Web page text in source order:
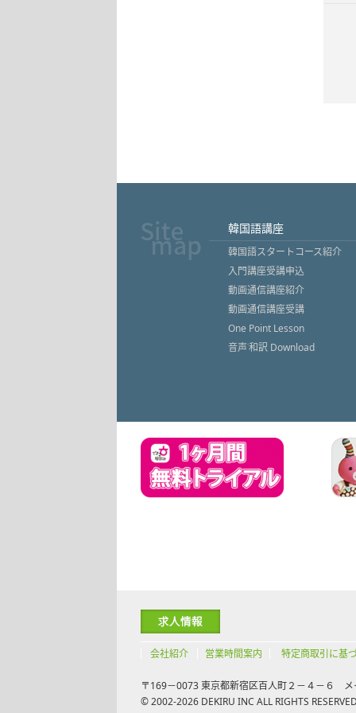
韓国語講座
韓国語スタートコース紹介
入門講座受講申込
動画通信講座紹介
動画通信講座受講
One Point Lesson
音声˙和訳 Download
会社紹介 営業時間案内 特定商取引に基
〒169－0073 東京都新宿区百人町２－４－６ メ
© 2002-2026 DEKIRU INC ALL RIGHTS